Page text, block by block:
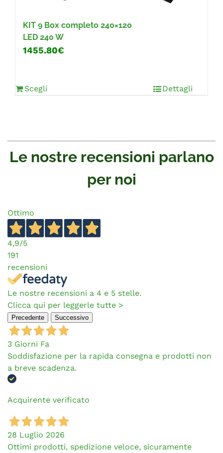
KIT 9 Box completo 240×120
LED 240 W
1455.80€
Scegli Dettagli
Le nostre recensioni parlano
per noi
Ottimo
4,9/5
191
recensioni
Le nostre recensioni a 4 e 5 stelle.
Clicca qui per leggerle tutte >
Precedente Successivo
3 Giorni Fa
Soddisfazione per la rapida consegna e prodotti non
a breve scadenza.
Acquirente verificato
28 Luglio 2026
Ottimi prodotti, spedizione veloce, sicuramente